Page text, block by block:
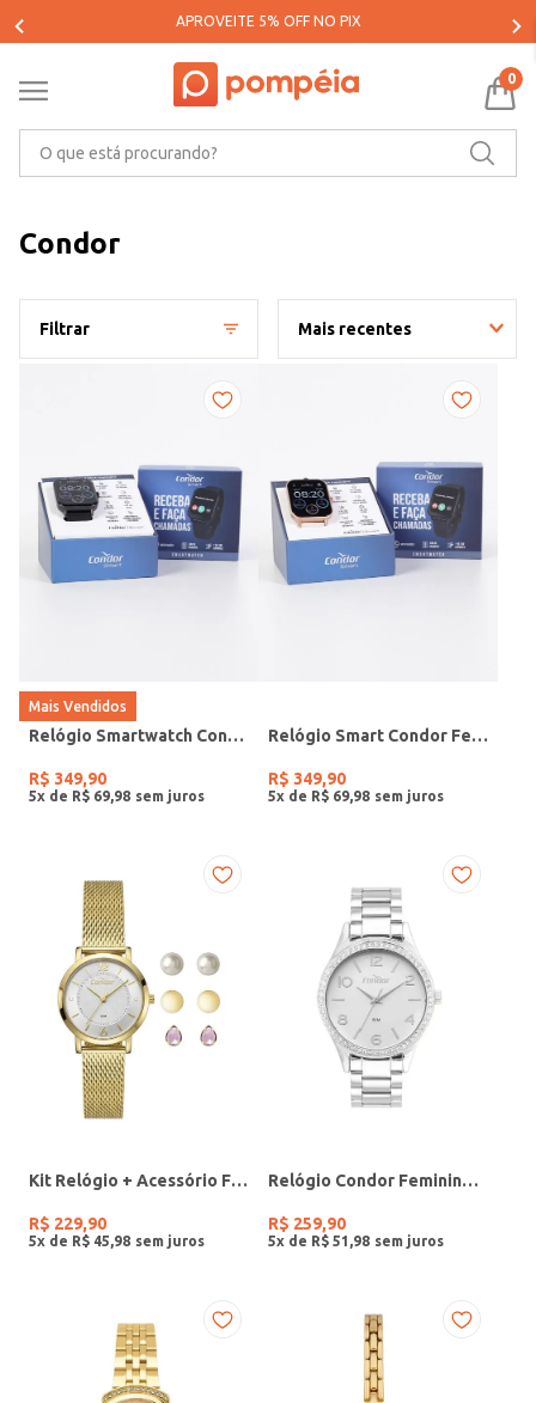
PARCELE SUAS COMPRAS EM ATÉ 5X SEM JUROS*
0
Condor
Filtrar Mais recentes
Mais Vendidos
Relógio Smartwatch Condor PRETO
R$ 349,90
5x de R$ 69 98
Relógio Smart Condor Feminino ROSE
R$ 349,90
5x de R$ 69 98
Kit Relógio + Acessório Feminino DOURADO
R$ 229,90
5x de R$ 45 98
Relógio Condor Feminino PRATA
R$ 259,90
5x de R$ 51 98